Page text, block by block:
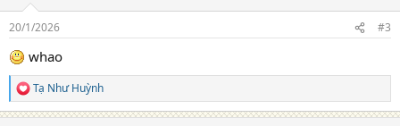
s
:
20/1/2026 #3
whao
R
e
Tạ Như Huỳnh